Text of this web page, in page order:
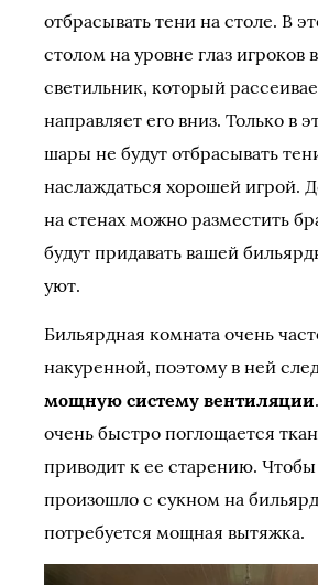
отбрасывать тени на столе. В
столом на уровне глаз игроков
светильник, который
направляет его вниз. Только в
шары не будут отбрасывать
наслаждаться хорошей игрой.
на стенах можно разместить
будут придавать вашей
уют.
Бильярдная комната очень
накуренной, поэтому в ней
мощную систему вентиляции
очень быстро поглощается
приводит к ее старению. Чтобы
произошло с сукном на
потребуется мощная вытяжка.